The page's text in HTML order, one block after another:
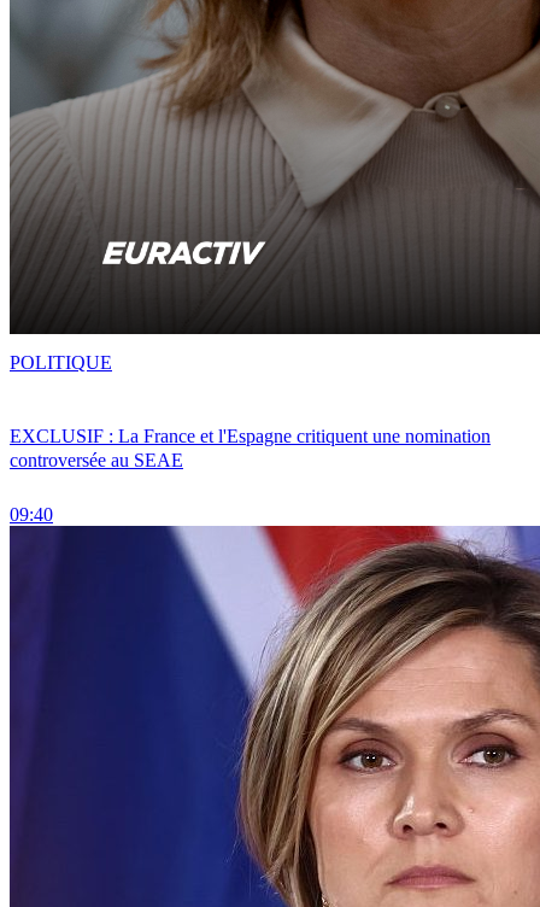
EXCLUSIF : La France et l'Espagne critiquent une nomination
controversée au SEAE
09:40
POLITIQUE